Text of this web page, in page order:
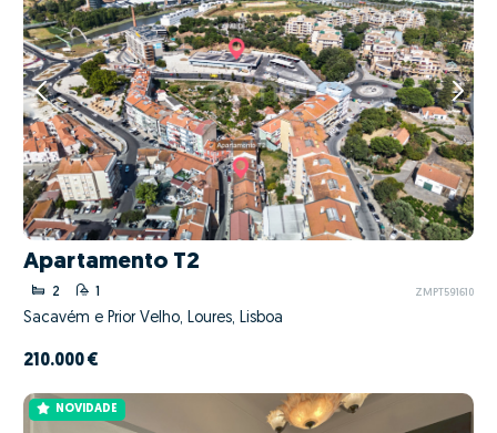
Apartamento T2
2 1 ZMPT591610
Sacavém e Prior Velho, Loures, Lisboa
210.000 €
NOVIDADE